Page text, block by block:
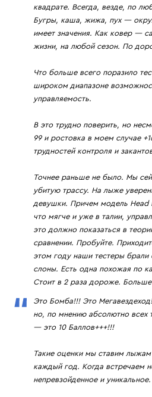
квадрате. Всегда, везде, по
Бугры, каша, жижа, пух —
имеет значения. Как ковер —
жизни, на любой сезон. По
Что больше всего поразило
широком диапазоне
управляемость.
В это трудно поверить, но
99 и ростовка в моем случае
трудностей контроля и
Точнее раньше не было. Мы
убитую трассу. На лыже
девушки. Причем модель Head
что мягче и уже в талии,
это должно показаться в
сравнении. Пробуйте.
этом году наши тестеры брали
слоны. Есть одна похожая по
Стоит в 2 раза дороже. Больше
Это Бомба!!! Это
но, по мнению абсолютно всех
— это 10 Баллов+++!!!
Такие оценки мы ставим
каждый год. Когда встречаем
непревзойденное и уникальное.